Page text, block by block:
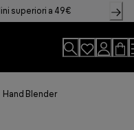
superiori a 49€
Hand Blender